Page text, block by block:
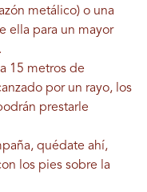
metálico) o una
ella para un mayor
15 metros de
por un rayo, los
prestarle
quédate ahí,
los pies sobre la